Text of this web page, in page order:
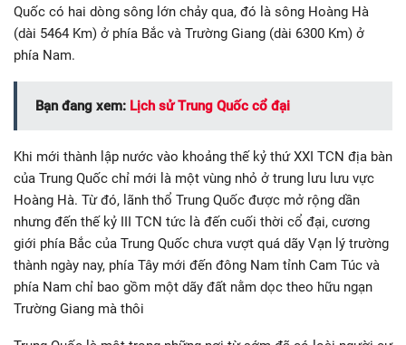
Quốc có hai dòng sông lớn chảy qua, đó là sông Hoàng Hà
(dài 5464 Km) ở phía Bắc và Trường Giang (dài 6300 Km) ở
phía Nam.
Bạn đang xem: Lịch sử Trung Quốc cổ đại
Khi mới thành lập nước vào khoảng thế kỷ thứ XXI TCN địa bàn
của Trung Quốc chỉ mới là một vùng nhỏ ở trung lưu lưu vực
Hoàng Hà. Từ đó, lãnh thổ Trung Quốc được mở rộng dần
nhưng đến thế kỷ III TCN tức là đến cuối thời cổ đại, cương
giới phía Bắc của Trung Quốc chưa vượt quá dãy Vạn lý trường
thành ngày nay, phía Tây mới đến đông Nam tỉnh Cam Túc và
phía Nam chỉ bao gồm một dãy đất nằm dọc theo hữu ngạn
Trường Giang mà thôi